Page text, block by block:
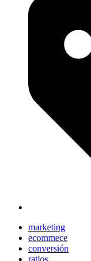
marketing
ecommece
conversión
ratios